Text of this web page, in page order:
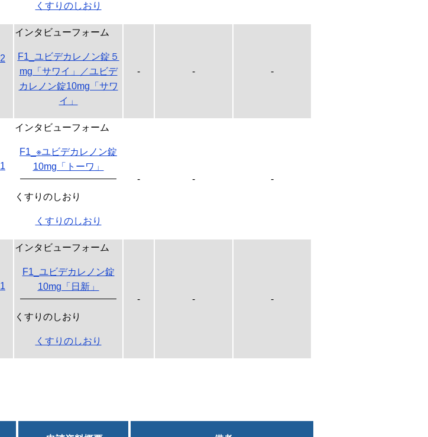
くすりのしおり
インタビューフォーム
F1_ユビデカレノン錠５
mg「サワイ」／ユビデ
カレノン錠10mg「サワ
イ」
- - -
インタビューフォーム
F1_※ユビデカレノン錠
10mg「トーワ」
くすりのしおり
くすりのしおり
- - -
インタビューフォーム
F1_ユビデカレノン錠
10mg「日新」
くすりのしおり
くすりのしおり
- - -